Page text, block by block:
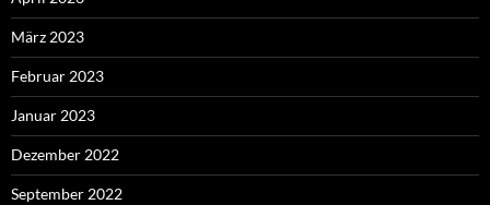
März 2023
Februar 2023
Januar 2023
Dezember 2022
September 2022